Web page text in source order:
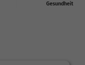
Gesundheit